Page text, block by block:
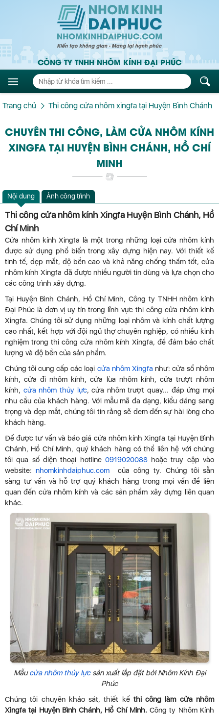
CÔNG TY TNHH NHÔM KÍNH ĐẠI PHÚC
Trang chủ Thi công cửa nhôm xingfa tại Huyện Bình Chánh
CHUYÊN THI CÔNG, LÀM CỬA NHÔM KÍNH
XINGFA TẠI HUYỆN BÌNH CHÁNH, HỒ CHÍ
MINH
Nội dung Ảnh công trình
Thi công cửa nhôm kính Xingfa Huyện Bình Chánh, Hồ
Chí Minh
Cửa nhôm kính Xingfa là một trong những loại cửa nhôm kính
được sử dụng phổ biến trong xây dựng hiện nay. Với thiết kế
tinh tế, đẹp mắt, độ bền cao và khả năng chống thấm tốt, cửa
nhôm kính Xingfa đã được nhiều người tin dùng và lựa chọn cho
các công trình xây dựng.
Tại Huyện Bình Chánh, Hồ Chí Minh, Công ty TNHH nhôm kính
Đại Phúc là đơn vị uy tín trong lĩnh vực thi công cửa nhôm kính
Xingfa. Chúng tôi sử dụng những loại nhôm và kính chất lượng
cao nhất, kết hợp với đội ngũ thợ chuyên nghiệp, có nhiều kinh
nghiệm trong thi công cửa nhôm kính Xingfa, để đảm bảo chất
lượng và độ bền của sản phẩm.
Chúng tôi cung cấp các loại cửa nhôm Xingfa như: cửa sổ nhôm
kính, cửa đi nhôm kính, cửa lùa nhôm kính, cửa trượt nhôm
kính, cửa nhôm thủy lực, cửa nhôm trượt quay... đáp ứng mọi
nhu cầu của khách hàng. Với mẫu mã đa dạng, kiểu dáng sang
trọng và đẹp mắt, chúng tôi tin rằng sẽ đem đến sự hài lòng cho
khách hàng.
Để được tư vấn và báo giá cửa nhôm kính Xingfa tại Huyện Bình
Chánh, Hồ Chí Minh, quý khách hàng có thể liên hệ với chúng
tôi qua số điện thoại hotline 0919020088hoặc truy cập vào
website:nhomkinhdaiphuc.com của công ty. Chúng tôi sẵn
sàng tư vấn và hỗ trợ quý khách hàng trong mọi vấn đề liên
quan đến cửa nhôm kính và các sản phẩm xây dựng liên quan
khác.
Mẫucửa nhôm thủy lựcsản xuất lắp đặt bởi Nhôm Kính Đại
Phúc
Chúng tôi chuyên khảo sát, thiết kế thi công làm cửa nhôm
Xingfa tại Huyện Bình Chánh, Hồ Chí Minh.Công ty Nhôm Kính